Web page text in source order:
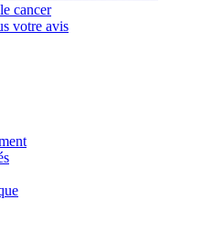
cancer
votre avis